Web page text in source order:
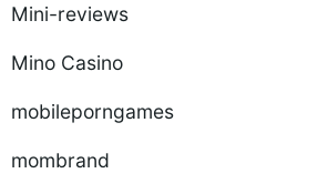
Mini-reviews
Mino Casino
mobileporngames
mombrand